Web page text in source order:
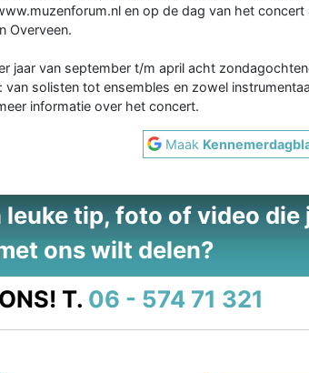
en op de dag van het concert
Overveen.
jaar van september t/m april acht
solisten tot ensembles en zowel
informatie over het concert.
Maak
leuke tip, foto of video die
ons wilt delen?
T. 06 - 574 71 321